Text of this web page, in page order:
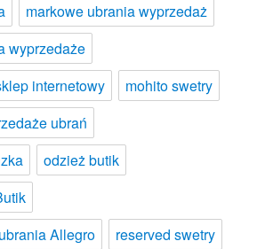
markowe ubrania wyprzedaż
wyprzedaże
internetowy
mohito swetry
ubrań
odzież butik
Allegro
reserved swetry